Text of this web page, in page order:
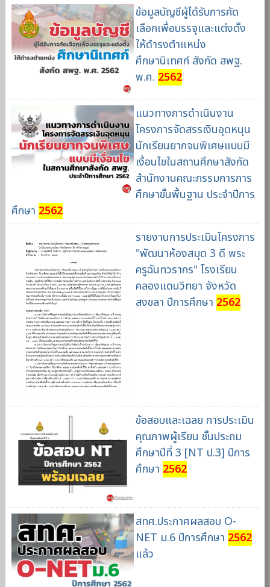
ข้อมูลบัญชีผู้ได้รับการคัด
เลือกเพื่อบรรจุและแต่งตั้ง
ให้ดำรงตำแหน่ง
ศึกษานิเทศก์ สังกัด สพฐ.
พ.ศ. 2562
แนวทางการดำเนินงาน
โครงการจัดสรรเงินอุดหนุน
นักเรียนยากจนพิเศษแบบมี
เงื่อนไขในสถานศึกษาสังกัด
สำนักงานคณะกรรมการการ
ศึกษาขั้นพื้นฐาน ประจำปีการ
ศึกษา 2562
รายงานการประเมินโครงการ
"พัฒนาห้องสมุด 3 ดี พระ
ครูฉันทวรากร" โรงเรียน
คลองแดนวิทยา จังหวัด
สงขลา ปีการศึกษา 2562
ข้อสอบและเฉลย การประเมิน
คุณภาพผู้เรียน ชั้นประถม
ศึกษาปีที่ 3 [NT ป.3] ปีการ
ศึกษา 2562
สทศ.ประกาศผลสอบ O-
NET ม.6 ปีการศึกษา 2562
แล้ว